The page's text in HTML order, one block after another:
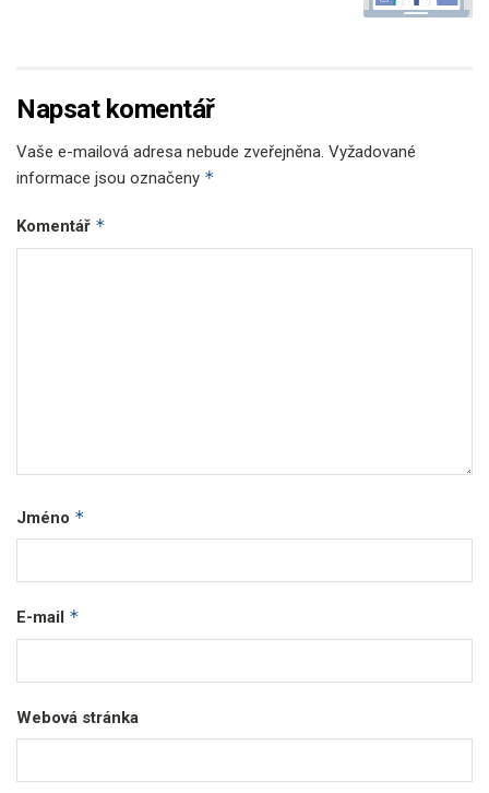
Napsat komentář
Vaše e-mailová adresa nebude zveřejněna. Vyžadované
informace jsou označeny *
Komentář *
Jméno *
E-mail *
Webová stránka